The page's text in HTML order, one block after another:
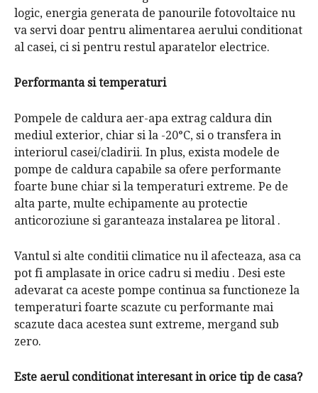
logic, energia generata de panourile fotovoltaice nu
va servi doar pentru alimentarea aerului conditionat
al casei, ci si pentru restul aparatelor electrice.
Performanta si temperaturi
Pompele de caldura aer-apa extrag caldura din
mediul exterior, chiar si la -20°C, si o transfera in
interiorul casei/cladirii. In plus, exista modele de
pompe de caldura capabile sa ofere performante
foarte bune chiar si la temperaturi extreme. Pe de
alta parte, multe echipamente au protectie
anticoroziune si garanteaza instalarea pe litoral .
Vantul si alte conditii climatice nu il afecteaza, asa ca
pot fi amplasate in orice cadru si mediu . Desi este
adevarat ca aceste pompe continua sa functioneze la
temperaturi foarte scazute cu performante mai
scazute daca acestea sunt extreme, mergand sub
zero.
Este aerul conditionat interesant in orice tip de casa?